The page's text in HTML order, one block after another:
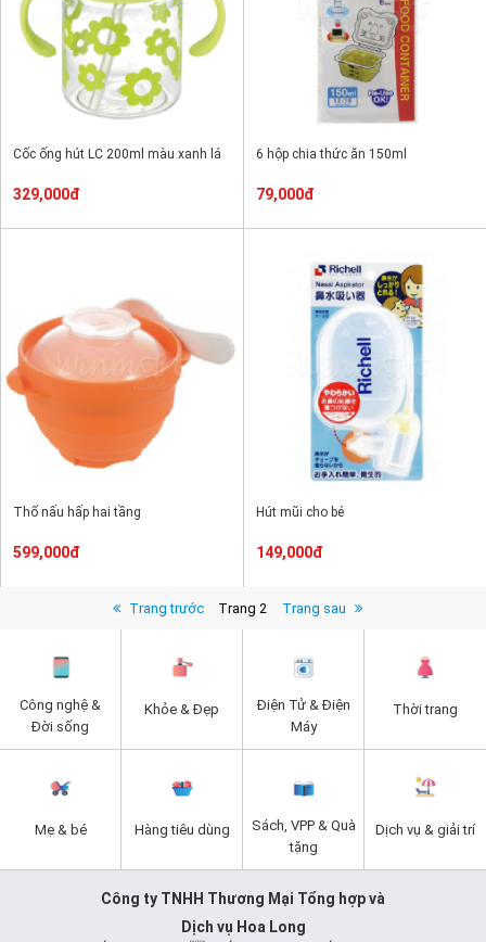
Cốc ống hút LC 200ml màu xanh lá
329,000đ
6 hộp chia thức ăn 150ml
79,000đ
Thố nấu hấp hai tầng
599,000đ
Hút mũi cho bé
149,000đ
Trang trước Trang 2 Trang sau
Công nghệ &
Đời sống
Khỏe & Đẹp
Điện Tử & Điện
Máy
Thời trang
Mẹ & bé Hàng tiêu dùng
Sách, VPP & Quà
tặng
Dịch vụ & giải trí
Công ty TNHH Thương Mại Tổng hợp và
Dịch vụ Hoa Long